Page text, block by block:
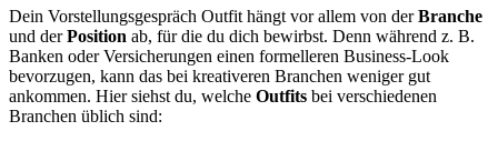
Dein Vorstellungsgespräch Outfit hängt vor allem von derBranche
und derPosition ab, für die du dich bewirbst. Denn während z. B.
Banken oder Versicherungen einen formelleren Business-Look
bevorzugen, kann das bei kreativeren Branchen weniger gut
ankommen. Hier siehst du, welche Outfits bei verschiedenen
Branchen üblich sind: